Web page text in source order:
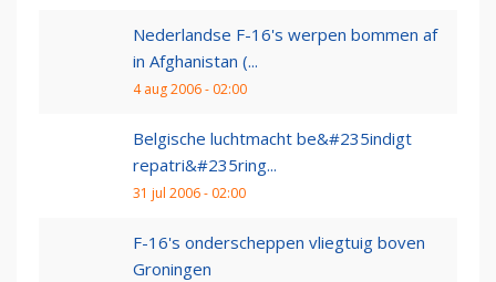
Nederlandse F-16's werpen bommen af
in Afghanistan (...
4 aug 2006 - 02:00
Belgische luchtmacht be&#235indigt
repatri&#235ring...
31 jul 2006 - 02:00
F-16's onderscheppen vliegtuig boven
Groningen